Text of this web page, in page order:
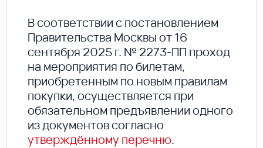
В соответствии с постановлением
Правительства Москвы от 16
сентября 2025 г. № 2273-ПП проход
на мероприятия по билетам,
приобретенным по новым правилам
покупки, осуществляется при
обязательном предъявлении одного
из документов согласно
утверждённому перечню.